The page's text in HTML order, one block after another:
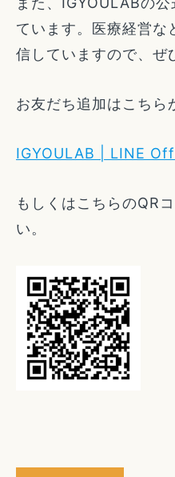
ています。医療経営な
信していますので、ぜ
お友だち追加はこちら
IGYOULAB | LINE
もしくはこちらのQR
い。